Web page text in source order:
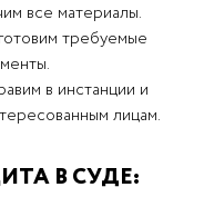
все материалы.
требуемые
в инстанции и
лицам.
В СУДЕ: